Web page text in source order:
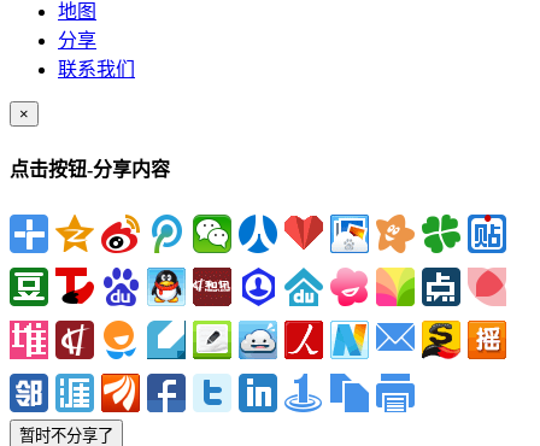
地图
分享
联系我们
×
点击按钮-分享内容
暂时不分享了